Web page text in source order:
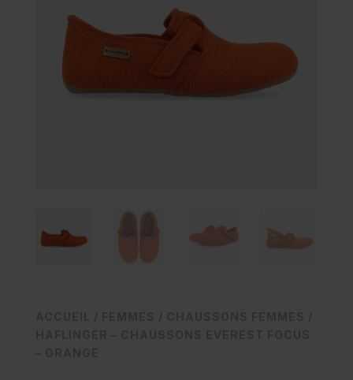
ACCUEIL / FEMMES / CHAUSSONS FEMMES /
HAFLINGER – CHAUSSONS EVEREST FOCUS
– ORANGE